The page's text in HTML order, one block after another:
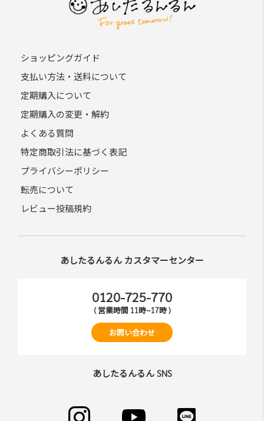
ショッピングガイド
支払い方法・送料について
定期購入について
定期購入の変更・解約
よくある質問
特定商取引法に基づく表記
プライバシーポリシー
転売について
レビュー投稿規約
あしたるんるん カスタマーセンター
0120-725-770
( 営業時間 11時~17時 )
お問い合わせ
あしたるんるん SNS